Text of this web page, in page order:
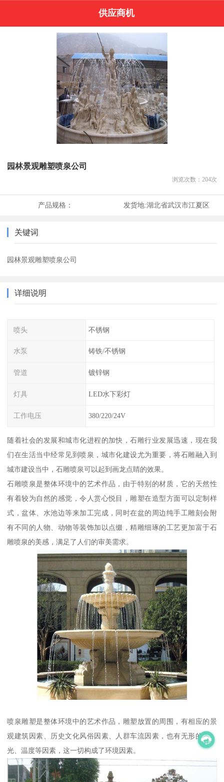
供应商机
园林景观雕塑喷泉公司
浏览次数： 204次
产品规格： 发货地:湖北省武汉市江夏区
关键词
园林景观雕塑喷泉公司
详细说明
喷头 不锈钢
水泵 铸铁/不锈钢
管道 镀锌钢
灯具 LED水下彩灯
工作电压 380/220/24V
随着社会的发展和城市化进程的加快，石雕行业发展迅速，现在我
们在生活当中经常见到喷泉，城市化建设尤为重要，将石雕融入到
城市建设当中，石雕喷泉可以起到画龙点睛的效果。
石雕喷泉是整体环境中的艺术作品，由于特别的材质，它的天然性
有着较为自然的感觉，令人赏心悦目，雕塑在造型方面可以定制样
式，盆体、水池边等来加工完成，同时在盆的周边纯手工雕刻会附
有不同的人物、动物等装饰加以点缀，精雕细琢的工艺更加富于石
雕喷泉的美感，满足了人们的审美需求。
喷泉雕塑是整体环境中的艺术作品，雕塑放置的周围，有相应的景
观建筑因素、历史文化风俗因素、人群车流因素，也有无形的声、
光、温度等因素，这一切构成了环境因素。